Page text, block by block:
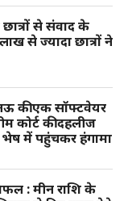
छात्रों से संवाद के
से ज्यादा छात्रों ने
की एक सॉफ्टवेयर
कोर्ट की दहलीज
में पहुंचकर हंगामा
: मीन राशि के